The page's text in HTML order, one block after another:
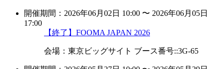
開催期間：2026年06月02日 10:00 〜 2026年06月05日
17:00
【終了】FOOMA JAPAN 2026
会場：東京ビッグサイト ブース番号::3G-65